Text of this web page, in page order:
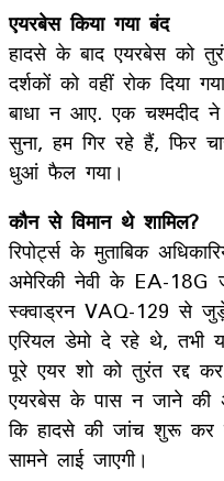
एयरबेस किया गया बंद
हादसे के बाद एयरबेस को
दर्शकों को वहीं रोक दिया
बाधा न आए. एक चश्मदीद
सुना, हम गिर रहे हैं, फिर
धुआं फैल गया।
कौन से विमान थे शामिल?
रिपोर्ट्स के मुताबिक
अमेरिकी नेवी के EA-
स्क्वाड्रन VAQ-129 से
एरियल डेमो दे रहे थे, तभी
पूरे एयर शो को तुरंत रद्द
एयरबेस के पास न जाने की
कि हादसे की जांच शुरू कर
सामने लाई जाएगी।